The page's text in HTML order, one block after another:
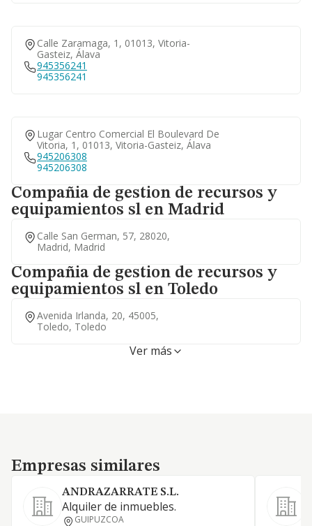
Calle Zaramaga, 1, 01013, Vitoria-
Gasteiz, Álava
945356241
945356241
Lugar Centro Comercial El Boulevard De
Vitoria, 1, 01013, Vitoria-Gasteiz, Álava
945206308
945206308
Compañia de gestion de recursos y
equipamientos sl en Madrid
Calle San German, 57, 28020,
Madrid, Madrid
Compañia de gestion de recursos y
equipamientos sl en Toledo
Avenida Irlanda, 20, 45005,
Toledo, Toledo
Ver más
Empresas similares
Empresas similares
ANDRAZARRATE S.L.
Alquiler de inmuebles.
GUIPUZCOA